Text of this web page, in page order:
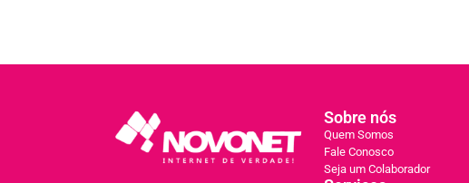
Sobre nós
Quem Somos
Fale Conosco
Seja um Colaborador